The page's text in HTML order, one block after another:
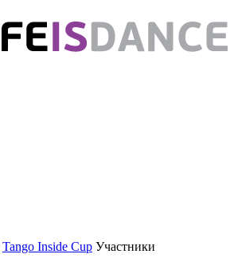
Tango Inside Cup Участники